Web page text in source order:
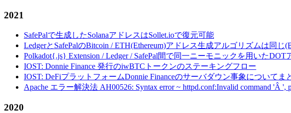
2021
SafePalで生成したSolanaアドレスはSollet.ioで復元可能
LedgerとSafePalのBitcoin / ETH(Ethereum)アドレス生成アルゴリズムは同じ
Polkadot{.js} Extension / Ledger / SafePal間で同一ニーモニックを用いた
IOST: Donnie Finance 発行のiwBTCトークンのステーキングフロー
IOST: DeFiプラットフォームDonnie Financeのサーバダウン事象についてま
Apache エラー解決法 AH00526: Syntax error ~ httpd.conf:Invalid command 'Â ',
2020